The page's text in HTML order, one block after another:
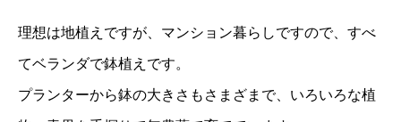
理想は地植えですが、マンション暮らしですので、すべ
てベランダで鉢植えです。
プランターから鉢の大きさもさまざまで、いろいろな植